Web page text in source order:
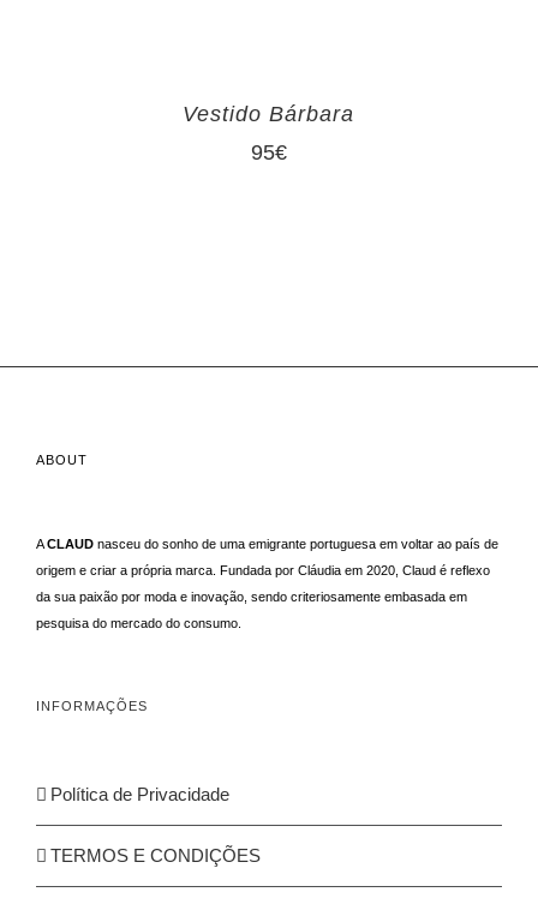
Vestido Bárbara
95€
ABOUT
ACLAUD nasceu do sonho de uma emigrante portuguesa em voltar ao país de
origem e criar a própria marca. Fundada por Cláudia em 2020, Claud é reflexo
da sua paixão por moda e inovação, sendo criteriosamente embasada em
pesquisa do mercado do consumo.
INFORMAÇÕES
Política de Privacidade
TERMOS E CONDIÇÕES